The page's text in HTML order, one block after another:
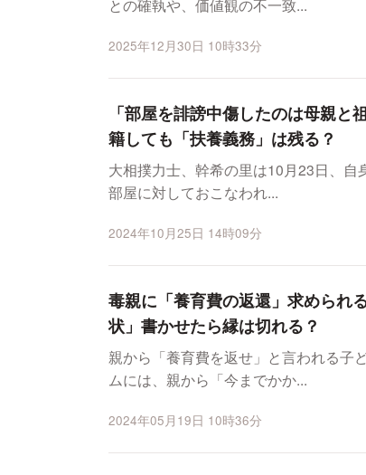
との確執や、価値観の不一致...
2025年12月30日 10時33分
「部屋を誹謗中傷したのは母親
籍しても「扶養義務」は残る？
大相撲力士、幹希の里は10月23日、
部屋に対しておこなわれ...
2024年10月25日 14時09分
毒親に「養育費の返還」求められ
状」書かせたら縁は切れる？
親から「養育費を返せ」と言われる子
ムには、親から「今までかか...
2024年05月19日 10時36分